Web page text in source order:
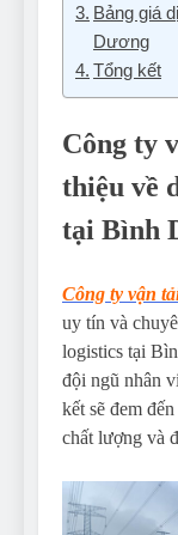
Bảng giá
Dương
Tổng kết
Công ty
thiệu về
tại Bình
Công ty vận
uy tín và
logistics tại
đội ngũ nhân
kết sẽ đem
chất lượng và